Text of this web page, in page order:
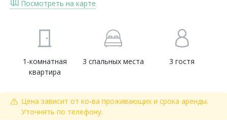
Посмотреть на карте
1-комнатная
квартира
3 спальных места 3 гостя
Цена зависит от ко-ва проживающих и срока аренды.
Уточнять по телефону.